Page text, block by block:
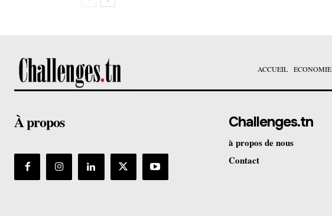
ACCUEIL ECONOMIE
À propos Challenges.tn
à propos de nous
Contact